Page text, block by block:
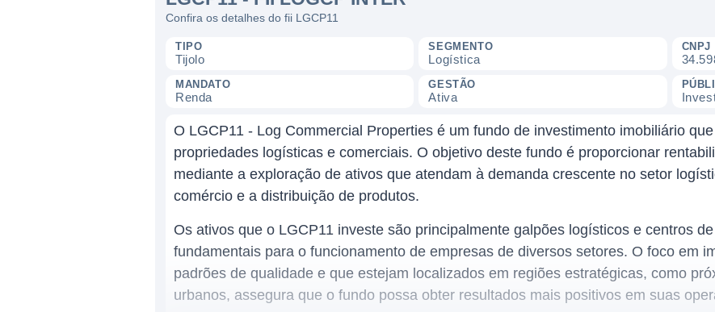
Confira os detalhes do fii LGCP11
TIPO
Tijolo
SEGMENTO
Logística
CNPJ
MANDATO
Renda
GESTÃO
Ativa
O LGCP11 - Log Commercial Properties é um fundo de investimento imobiliário
propriedades logísticas e comerciais. O objetivo deste fundo é proporcionar
mediante a exploração de ativos que atendam à demanda crescente no setor
comércio e a distribuição de produtos.
Os ativos que o LGCP11 investe são principalmente galpões logísticos e centros
fundamentais para o funcionamento de empresas de diversos setores. O foco em
padrões de qualidade e que estejam localizados em regiões estratégicas, como
urbanos, assegura que o fundo possa obter resultados mais positivos em suas